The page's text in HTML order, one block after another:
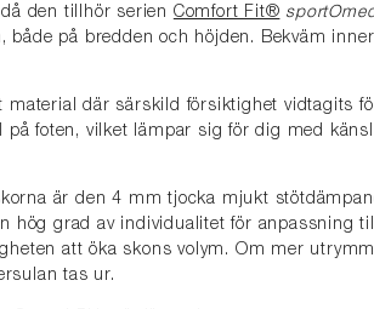
utsetts till
Icakurirens
den tillhör serien Comfort Fit®
både på bredden och höjden. Bekväm
där särskild försiktighet vidtagits
foten, vilket lämpar sig för dig med
är den 4 mm tjocka mjukt
hög grad av individualitet för anpassning
att öka skons volym. Om mer
tas ur.